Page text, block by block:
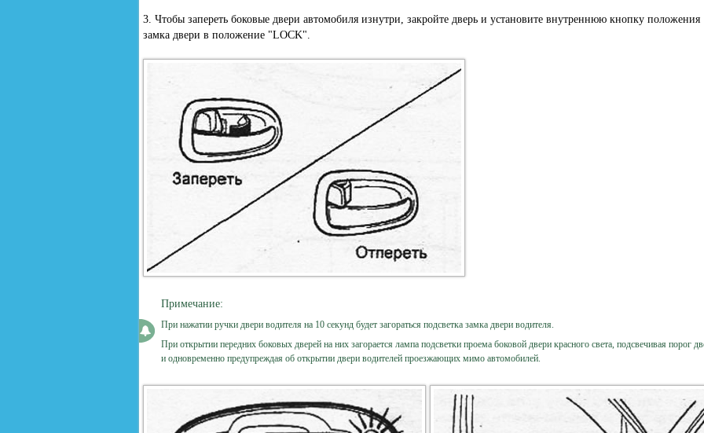
3. Чтобы запереть боковые двери автомобиля изнутри, закройте дверь и установите внутреннюю кнопку положения
замка двери в положение "LOCK".
Примечание:
При нажатии ручки двери водителя на 10 секунд будет загораться подсветка замка двери водителя.
При открытии передних боковых дверей на них загорается лампа подсветки проема боковой двери красного света, подсвечивая порог
и одновременно предупреждая об открытии двери водителей проезжающих мимо автомобилей.